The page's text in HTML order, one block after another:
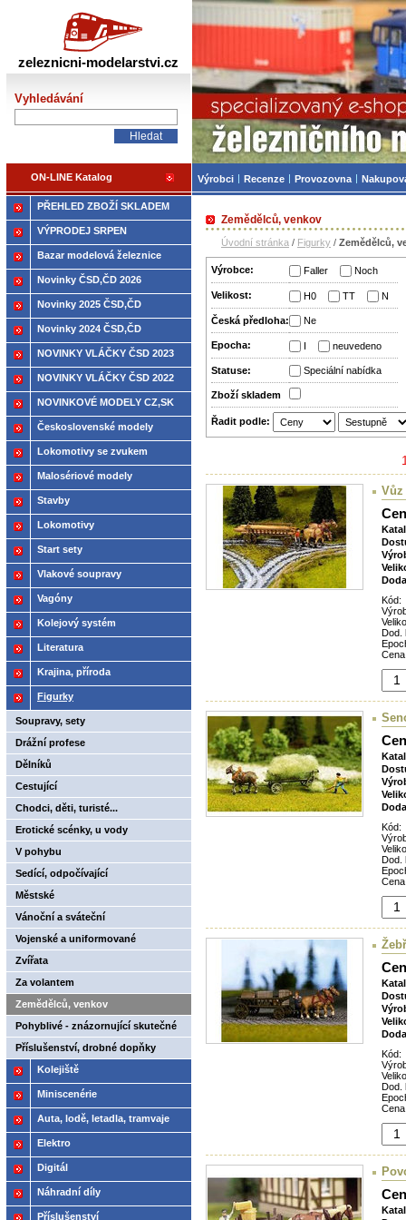
Zemědělců, venkov
Úvodní stránka / Figurky / Zemědělců,
Výrobce: Faller Noch
Velikost: H0 TT N
Česká předloha: Ne
Epocha: I neuvedeno
Statuse: Speciální nabídka
Zboží­ skladem
Řadit podle:
Vůz
Kód:
Dod.
Kód:
Dod.
Kód:
Dod.
PŘEHLED ZBOŽÍ SKLADEM
VÝPRODEJ SRPEN
Bazar modelová železnice
Novinky ČSD,ČD 2026
Novinky 2025 ČSD,ČD
Novinky 2024 ČSD,ČD
NOVINKY VLÁČKY ČSD 2023
NOVINKY VLÁČKY ČSD 2022
NOVINKOVÉ MODELY CZ,SK
2021
Československé modely
ČSD,ČD
Lokomotivy se zvukem
Malosériové modely
Stavby
Lokomotivy
Start sety
Vlakové soupravy
Vagóny
Kolejový systém
Literatura
Krajina, příroda
Figurky
Soupravy, sety
Drážní profese
Dělníků
Cestující
Chodci, děti, turisté...
Erotické scénky, u vody
V pohybu
Sedící, odpočívající
Městské
Vánoční a sváteční
Vojenské a uniformované
Zvířata
Za volantem
Zemědělců, venkov
Pohyblivé - znázornující skutečné
pohyby
Příslušenství, drobné dopňky
Kolejiště
Miniscenérie
Auta, lodě, letadla, tramvaje
Elektro
Digitál
Náhradní díly
Příslušenství
zeleznicni-modelarstvi.cz
Vyhledávání
ON-LINE Katalog
Železniční
Výrobci Recenze Provozovna